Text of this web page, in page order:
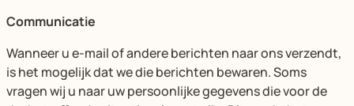
Communicatie
Wanneer u e-mail of andere berichten naar ons verzendt,
is het mogelijk dat we die berichten bewaren. Soms
vragen wij u naar uw persoonlijke gegevens die voor de